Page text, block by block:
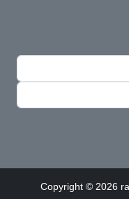
Copyright © 2026